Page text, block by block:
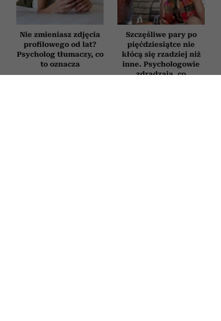
Nie zmieniasz zdjęcia
profilowego od lat?
Psycholog tłumaczy, co
to oznacza
Szczęśliwe pary po
pięćdziesiątce nie
kłócą się rzadziej niż
inne. Psychologowie
zdradzają, co